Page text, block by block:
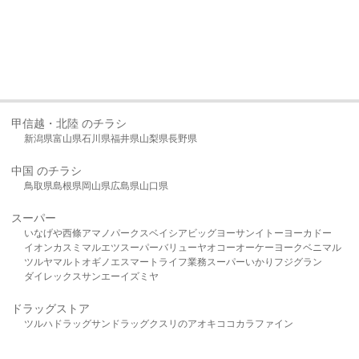
甲信越・北陸 のチラシ
新潟県富山県石川県福井県山梨県長野県
中国 のチラシ
鳥取県島根県岡山県広島県山口県
スーパー
いなげや西條アマノパークスベイシア ビッグヨーサンイトーヨーカドー
イオンカスミ マルエツスーパーバリューヤオコーオーケー ヨークベニマル
ツルヤマルト オギノ エスマート ライフ業務スーパーいかり フジグラン
ダイレックスサンエーイズミヤ
ドラッグストア
ツルハドラッグサンドラッグクスリのアオキ ココカラファイン